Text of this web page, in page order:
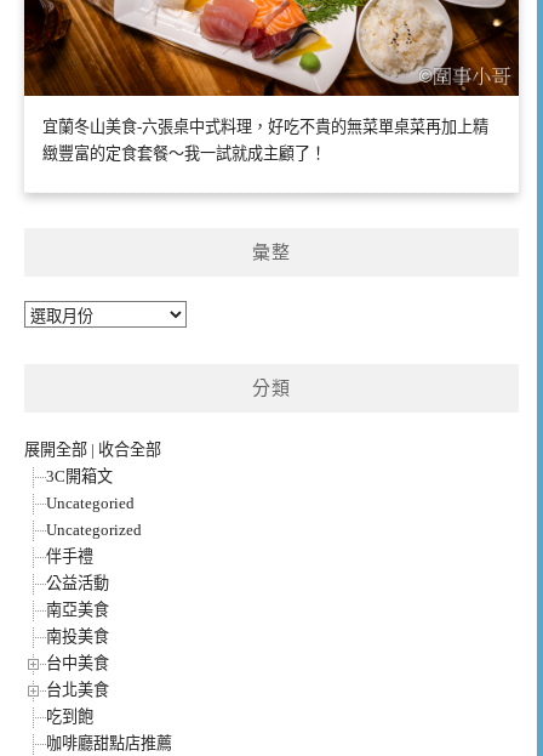
宜蘭冬山美食-六張桌中式料理，好吃不貴的無菜單桌菜再加上精
緻豐富的定食套餐～我一試就成主顧了！
彙整
彙
分類
展開全部 | 收合全部
3C開箱文
Uncategoried
Uncategorized
伴手禮
公益活動
南亞美食
南投美食
台中美食
台北美食
吃到飽
咖啡廳甜點店推薦